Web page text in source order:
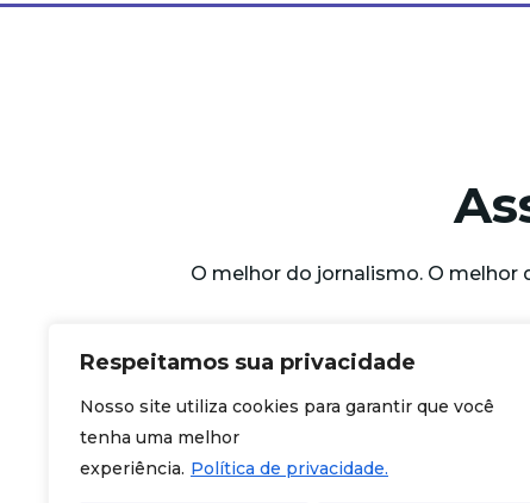
Respeitamos sua privacidade
Nosso site utiliza cookies para garantir que você
tenha uma melhor
experiência. Política de privacidade.
O melhor do jornalismo. O